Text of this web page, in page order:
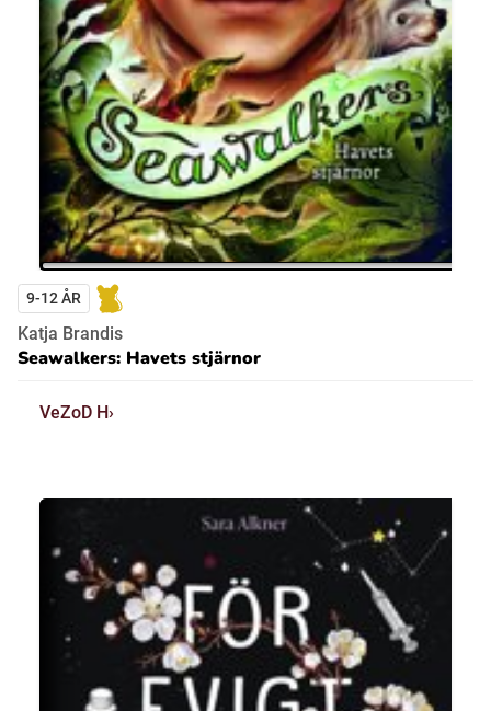
9-12 ÅR
Katja Brandis
Seawalkers: Havets stjärnor
VeZoD H